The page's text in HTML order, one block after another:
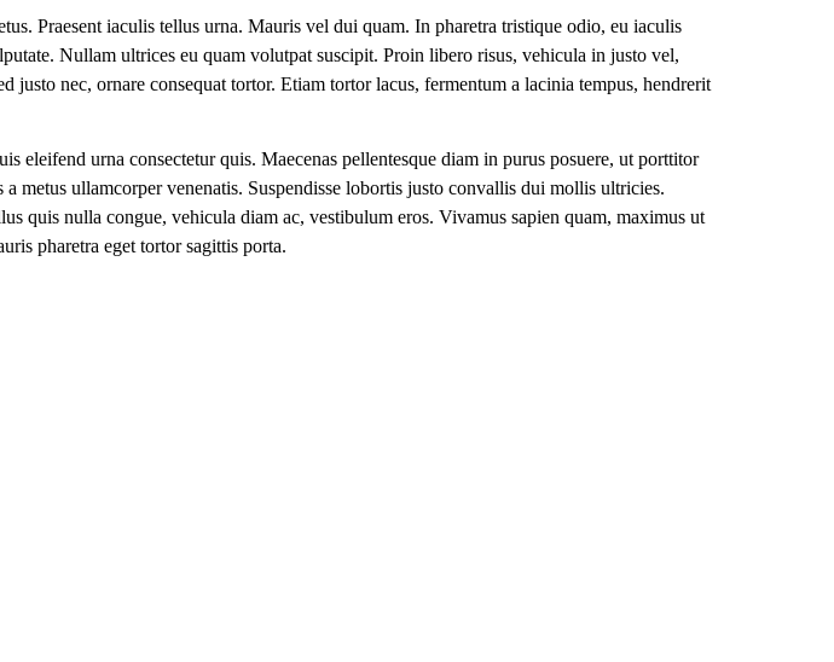
Praesent iaculis tellus urna. Mauris vel dui quam. In pharetra tristique odio, eu iaculis
Nullam ultrices eu quam volutpat suscipit. Proin libero risus, vehicula in justo vel,
nec, ornare consequat tortor. Etiam tortor lacus, fermentum a lacinia tempus, hendrerit
urna consectetur quis. Maecenas pellentesque diam in purus posuere, ut porttitor
ullamcorper venenatis. Suspendisse lobortis justo convallis dui mollis ultricies.
quis nulla congue, vehicula diam ac, vestibulum eros. Vivamus sapien quam, maximus ut
pharetra eget tortor sagittis porta.